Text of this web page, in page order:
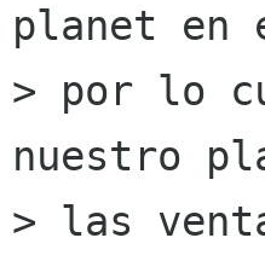
planet en
> por lo
nuestro
> las